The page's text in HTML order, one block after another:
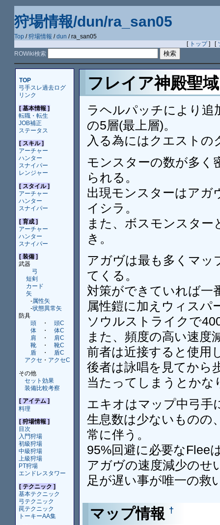
狩場情報/dun/ra_san05
Top /狩場情報 /dun / ra_san05
[ トップ] [
ROWiki検索
TOP
弓手スレ過去ログ
リンク
[ 基本情報 ]
転職・転生
JOB補正
ステータス
[ スキル ]
アーチャー
ハンター
スナイパー
レンジャー
[ スタイル ]
アーチャー
ハンター
スナイパー
[ 育成 ]
アーチャー
ハンター
スナイパー
[ 装備 ]
武器
弓
短剣
カード
矢
-属性矢
-状態異常矢
防具
頭
・
頭C
体
・
体C
肩
・
肩C
靴
・
靴C
盾
・
盾C
アクセ ・ アクセC
その他
セット効果
装備比較考察
[ アイテム ]
料理
[ 狩場情報 ]
目次
入門狩場
初級狩場
中級狩場
上級狩場
PT狩場
エンドレスタワー
[ テクニック ]
基本テクニック
弓テクニック
罠テクニック
トーキーAA集
フレイア神殿聖
ラヘルパッチにより追
の5層(最上層)。
入る為にはクエストの
モンスターの数が多く
られる。
出現モンスターはアガ
イシラ。
また、ボスモンスタ
き。
アガヴは最も多くマッ
てくる。
対策ができていれば一
属性鎧に加えウィスパ
ソウルストライクで
また、頻度の高い速度
前者は近接すると使用
後者は詠唱を見てから
当たってしまうとかな
エキオはマップ中弓手
生息数は少ないものの
常に伴う。
95%回避に必要なFlee
アガヴの速度減少のせ
足が遅い事が唯一の救
マップ情報 †